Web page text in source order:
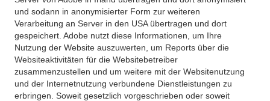
und sodann in anonymisierter Form zur weiteren
Verarbeitung an Server in den USA übertragen und dort
gespeichert. Adobe nutzt diese Informationen, um Ihre
Nutzung der Website auszuwerten, um Reports über die
Websiteaktivitäten für die Websitebetreiber
zusammenzustellen und um weitere mit der Websitenutzung
und der Internetnutzung verbundene Dienstleistungen zu
erbringen. Soweit gesetzlich vorgeschrieben oder soweit